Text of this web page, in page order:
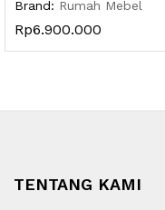
Brand: Rumah Mebel
Rp6.900.000
TENTANG KAMI